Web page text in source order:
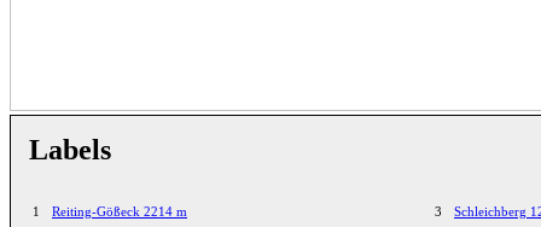
Labels
1
Reiting-Gößeck 2214 m
3
Schleichberg